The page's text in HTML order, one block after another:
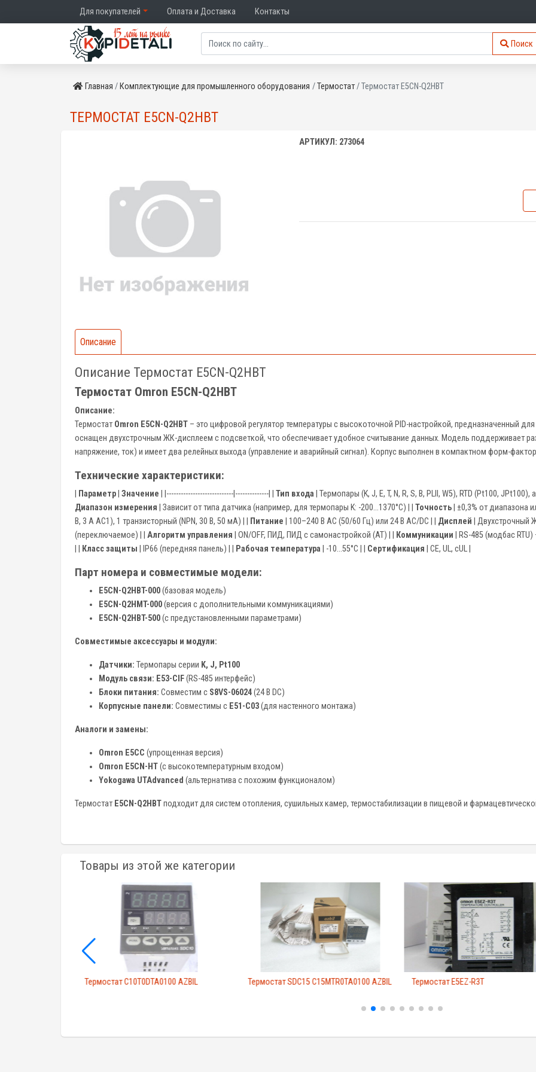
Для покупателей Оплата и Доставка Контакты
Поиск
Главная Комплектующие для промышленного оборудования Термостат Термостат E5CN-Q2HBT
ТЕРМОСТАТ E5CN-Q2HBT
АРТИКУЛ: 273064
Описание
Описание Термостат E5CN-Q2HBT
Термостат Omron E5CN-Q2HBT
Описание:
Термостат Omron E5CN-Q2HBT – это цифровой регулятор температуры с высокоточной PID-настройкой, предназначенный
оснащен двухстрочным ЖК-дисплеем с подсветкой, что обеспечивает удобное считывание данных. Модель поддерживает
напряжение, ток) и имеет два релейных выхода (управление и аварийный сигнал). Корпус выполнен в компактном форм-
Технические характеристики:
Параметр Значение | |----------------------------|--------------| | Тип входа | Термопары (K, J, E, T, N, R, S, B, PLII, W5), RTD (Pt100,
Диапазон измерения | Зависит от типа датчика (например, для термопары K: -200…1370°C) | | Точность | ±0,3% от диапазона
В, 3 А AC1), 1 транзисторный (NPN, 30 В, 50 мА) | |
Питание | 100–240 В AC (50/60 Гц) или 24 В AC/DC | | Дисплей | Двухстрочный
(переключаемое) | | Алгоритм управления | ON/OFF, ПИД, ПИД с самонастройкой (AT) | | Коммуникации | RS-485 (модбас
Класс защиты | IP66 (передняя панель) | | Рабочая температура | -10…55°C | | Сертификация | CE, UL, cUL |
Парт номера и совместимые модели:
E5CN-Q2HBT-000(базовая модель)
E5CN-Q2HMT-000(версия с дополнительными коммуникациями)
E5CN-Q2HBT-500(с предустановленными параметрами)
Совместимые аксессуары и модули:
Датчики: Термопары серии K, J, Pt100
Модуль связи: E53-CIF(RS-485 интерфейс)
Блоки питания: Совместим с S8VS-06024(24 В DC)
Корпусные панели: Совместимы с E51-C03(для настенного монтажа)
Аналоги и замены:
Omron E5CC (упрощенная версия)
Omron E5CN-HT(с высокотемпературным входом)
Yokogawa UTAdvanced (альтернатива с похожим функционалом)
Термостат E5CN-Q2HBTподходит для систем отопления, сушильных камер, термостабилизации в пищевой и
Товары из этой же категории
Термостат C10T0DTA0100 AZBIL Термостат SDC15 C15MTR0TA0100 AZBIL Термостат E5EZ-R3T